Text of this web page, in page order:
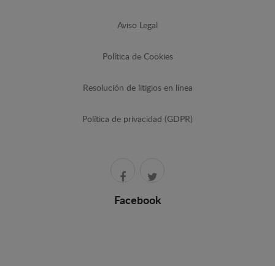
Aviso Legal
Política de Cookies
Resolución de litigios en línea
Política de privacidad (GDPR)
Facebook